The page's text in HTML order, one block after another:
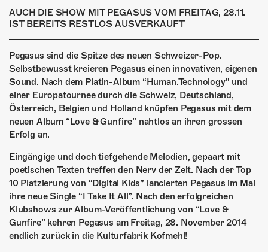
ÜBER UNS
SHOP
MITMACHEN
AUCH DIE SHOW MIT PEGASUS VOM FREITAG, 28.11.
IST BEREITS RESTLOS AUSVERKAUFT
Pegasus sind die Spitze des neuen Schweizer-Pop.
Selbstbewusst kreieren Pegasus einen innovativen, eigenen
Sound. Nach dem Platin-Album “Human.Technology” und
einer Europatournee durch die Schweiz, Deutschland,
Österreich, Belgien und Holland knüpfen Pegasus mit dem
neuen Album “Love & Gunfire” nahtlos an ihren grossen
Erfolg an.
Eingängige und doch tiefgehende Melodien, gepaart mit
poetischen Texten treffen den Nerv der Zeit. Nach der Top
10 Platzierung von “Digital Kids” lancierten Pegasus im Mai
ihre neue Single “I Take It All”. Nach den erfolgreichen
Klubshows zur Album-Veröffentlichung von “Love &
Gunfire” kehren Pegasus am Freitag, 28. November 2014
endlich zurück in die Kulturfabrik Kofmehl!